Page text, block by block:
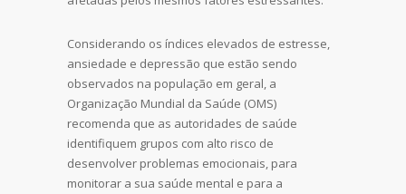
Considerando os índices elevados de estresse,
ansiedade e depressão que estão sendo
observados na população em geral, a
Organização Mundial da Saúde (OMS)
recomenda que as autoridades de saúde
identifiquem grupos com alto risco de
desenvolver problemas emocionais, para
monitorar a sua saúde mental e para a